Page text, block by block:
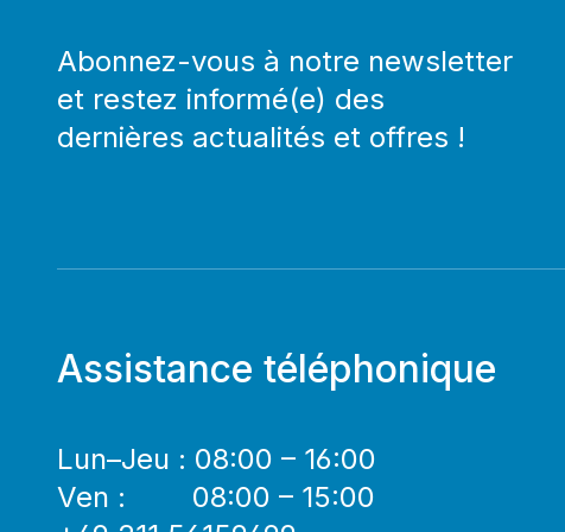
Abonnez-vous à notre newsletter
et restez informé(e) des
dernières actualités et offres !
Assistance téléphonique
Lun–Jeu : 08:00 – 16:00
Ven : 08:00 – 15:00